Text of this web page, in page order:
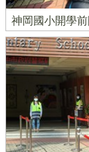
神岡國小開學